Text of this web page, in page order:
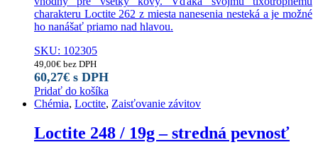
charakteru Loctite 262 z miesta nanesenia nesteká a je možné
ho nanášať priamo nad hlavou.
SKU: 102305
49,00€ bez DPH
60,27€ s DPH
Pridať do košíka
Chémia, Loctite, Zaisťovanie závitov
Loctite 248 / 19g – stredná pevnosť